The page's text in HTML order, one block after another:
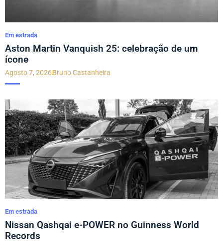
Em estrada
Aston Martin Vanquish 25: celebração de um
ícone
Agosto 7, 2026Bruno Castanheira
Em estrada
Nissan Qashqai e-POWER no Guinness World
Records